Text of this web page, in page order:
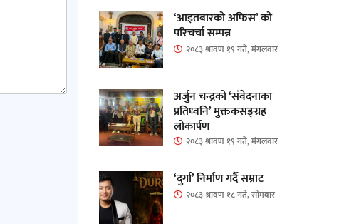
‘आइतबारको अफिस’ को
परिचर्चा सम्पन्न
२०८३ श्रावण १९ गते, मंगलवार
अर्जुन चन्द्रको ‘संवेदनाका
प्रतिध्वनि’ मुक्तकसङ्ग्रह
लोकार्पण
२०८३ श्रावण १९ गते, मंगलवार
‘दुर्गा’ निर्माण गर्दै सम्राट
२०८३ श्रावण १८ गते, सोमबार